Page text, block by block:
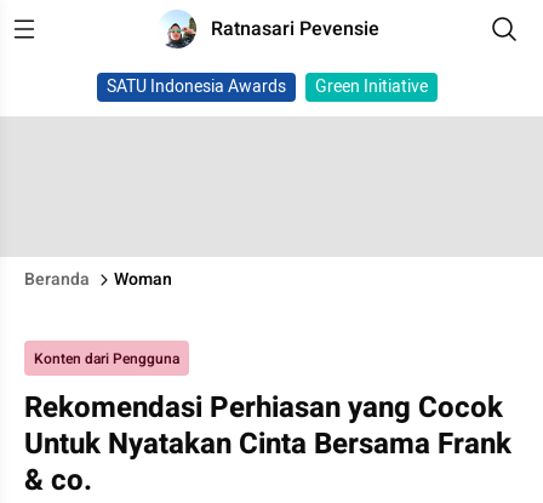
Ratnasari Pevensie
SATU Indonesia Awards Green Initiative
Beranda Woman
Konten dari Pengguna
Rekomendasi Perhiasan yang Cocok
Untuk Nyatakan Cinta Bersama Frank
& co.